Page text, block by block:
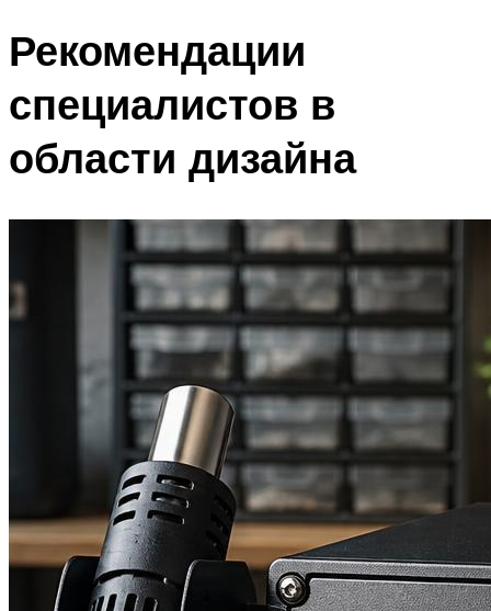
Рекомендации
специалистов в
области дизайна